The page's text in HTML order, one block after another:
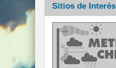
Sitios de Interés